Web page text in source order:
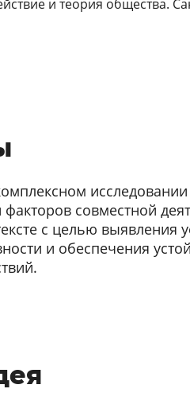
и теория общества.
исследовании
совместной
с целью выявления
и обеспечения